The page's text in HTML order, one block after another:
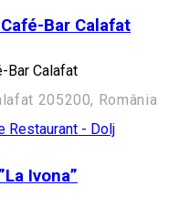
Bar Calafat
Bar Calafat
205200, România
Restaurant - Dolj
Ivona”